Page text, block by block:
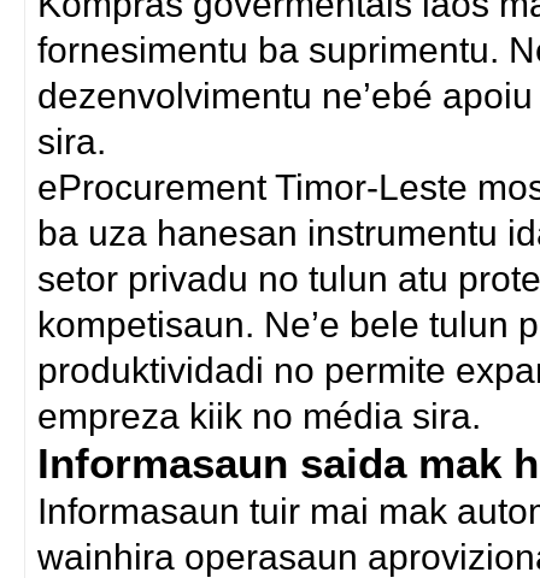
fornesimentu ba suprimentu.
dezenvolvimentu ne’ebé
sira.
eProcurement Timor-Leste
ba uza hanesan instrumentu
setor privadu no tulun atu
kompetisaun. Ne’e bele tulun
produktividadi no permite
empreza kiik no média sira.
Informasaun saida mak
Informasaun tuir mai mak
wainhira operasaun